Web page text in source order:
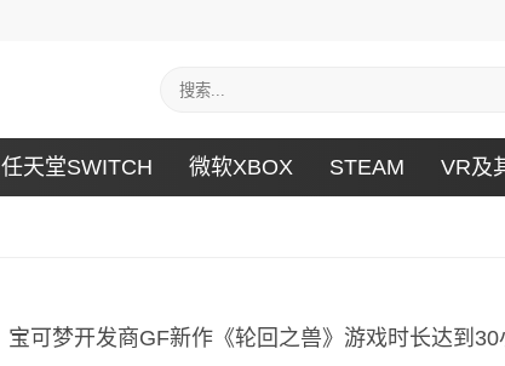
任天堂SWITCH 微软XBOX STEAM VR及
宝可梦开发商GF新作《轮回之兽》游戏时长达到30